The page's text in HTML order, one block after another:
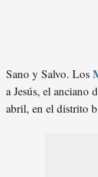
Sano y Salvo. Los
a Jesús, el anciano
abril, en el distrito